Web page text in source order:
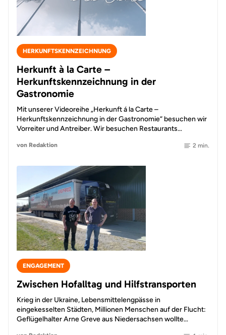
HERKUNFTSKENNZEICHNUNG
Herkunft à la Carte –
Herkunftskennzeichnung in der
Gastronomie
Mit unserer Videoreihe „Herkunft á la Carte –
Herkunftskennzeichnung in der Gastronomie“ besuchen wir
Vorreiter und Antreiber. Wir besuchen Restaurants…
von Redaktion 2 min.
ENGAGEMENT
Zwischen Hofalltag und Hilfstransporten
Krieg in der Ukraine, Lebensmittelengpässe in
eingekesselten Städten, Millionen Menschen auf der Flucht:
Geflügelhalter Arne Greve aus Niedersachsen wollte…